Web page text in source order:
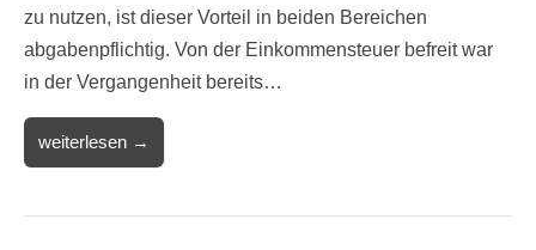
zu nutzen, ist dieser Vorteil in beiden Bereichen
abgabenpflichtig. Von der Einkommensteuer befreit war
in der Vergangenheit bereits…
weiterlesen →